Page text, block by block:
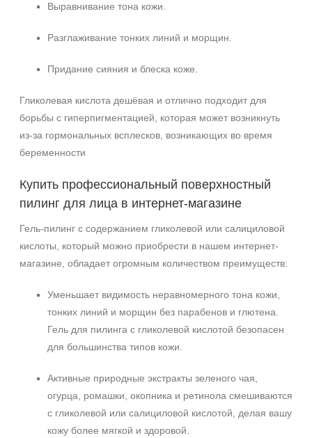
Выравнивание тона кожи.
Разглаживание тонких линий и морщин.
Придание сияния и блеска коже.
Гликолевая кислота дешёвая и отлично подходит для
борьбы с гиперпигментацией, которая может возникнуть
из-за гормональных всплесков, возникающих во время
беременности
Купить профессиональный поверхностный
пилинг для лица в интернет-магазине
Гель-пилинг с содержанием гликолевой или салициловой
кислоты, который можно приобрести в нашем интернет-
магазине, обладает огромным количеством преимуществ:
Уменьшает видимость неравномерного тона кожи,
тонких линий и морщин без парабенов и глютена.
Гель для пилинга с гликолевой кислотой безопасен
для большинства типов кожи.
Активные природные экстракты зеленого чая,
огурца, ромашки, окопника и ретинола смешиваются
с гликолевой или салициловой кислотой, делая вашу
кожу более мягкой и здоровой.